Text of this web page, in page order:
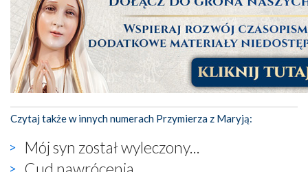
Czytaj także w innych numerach Przymierza z Maryją:
Mój syn został wyleczony...